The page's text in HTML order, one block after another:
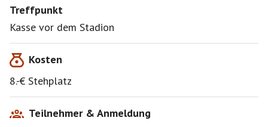
Treffpunkt
Kasse vor dem Stadion
Kosten
8.-€ Stehplatz
Teilnehmer & Anmeldung